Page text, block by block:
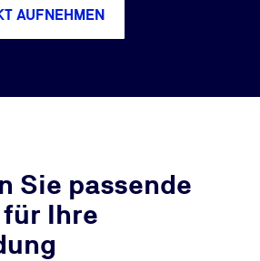
AUFNEHMEN
Sie passende
Ihre